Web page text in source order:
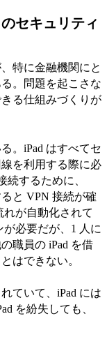
セキュリティ
特に金融機関にと
。問題を起こさな
る仕組みづくりが
。iPad はすべてセ
を利用する際に必
するために、
と VPN 接続が確
が自動化されて
必要だが、1 人に
職員の iPad を借
はできない。
ていて、iPad には
を紛失しても、